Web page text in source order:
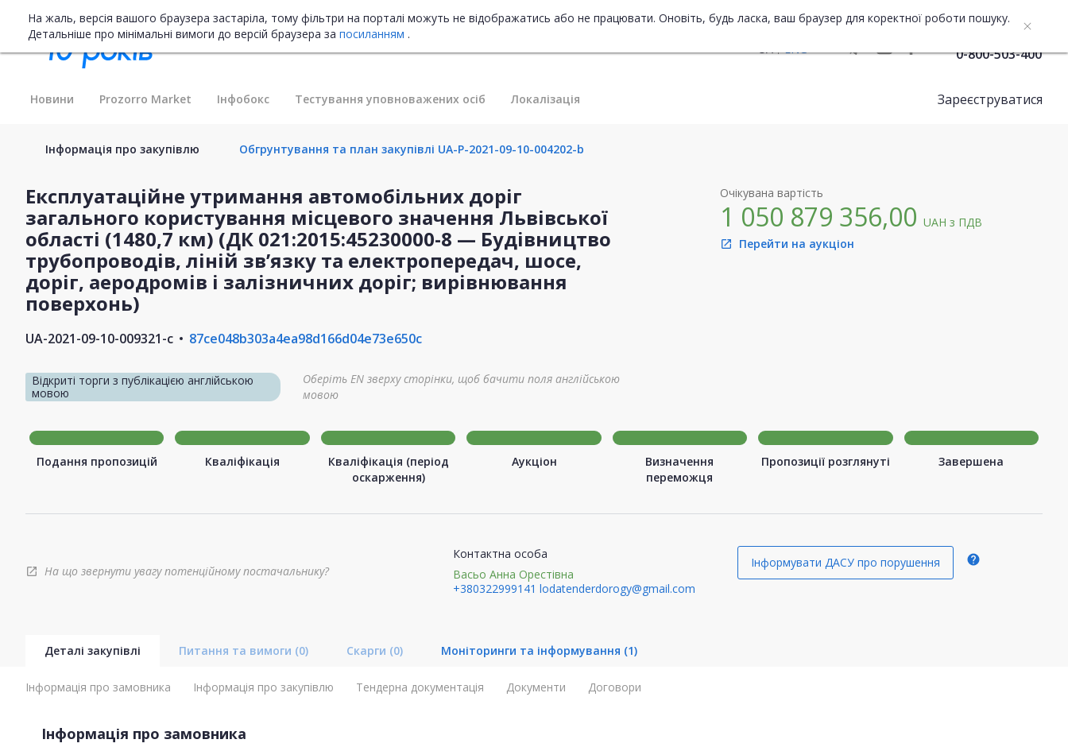
На жаль, версія вашого браузера застаріла, тому фільтри на порталі можуть не відображатись або не працювати. Оновіть, будь ласка, ваш браузер для коректної роботи пошуку.
Детальніше про мінімальні вимоги до версій браузера за посиланням .
UA
ENG 0-800-503-400
Новини Prozorro Market Інфобокс Тестування уповноважених осіб Локалізація Зареєструватися
Інформація про закупівлю Обгрунтування та план закупівлі UA-P-2021-09-10-004202-b
Експлуатаційне утримання автомобільних доріг
загального користування місцевого значення Львівської
області (1480,7 км) (ДК 021:2015:45230000-8 — Будівництво
трубопроводів, ліній зв’язку та електропередач, шосе,
доріг, аеродромів і залізничних доріг; вирівнювання
поверхонь)
UA-2021-09-10-009321-c 87ce048b303a4ea98d166d04e73e650c
Відкриті торги з публікацією англійською
мовою
Оберіть EN зверху сторінки, щоб бачити поля англійською
мовою
Очікувана вартість
1 050 879 356,00UAHз ПДВ
open_in_new Перейти на аукціон
Подання пропозицій Кваліфікація
Кваліфікація (період
оскарження)
Аукціон
Визначення
переможця
Пропозиції розглянуті Завершена
open_in_new На що звернути увагу потенційному постачальнику?
Контактна особа
Васьо Анна Орестівна
+380322999141 lodatenderdorogy@gmail.com
Інформувати ДАСУ про порушення help
Деталі закупівлі Питання та вимоги (0) Скарги (0) Моніторинги та інформування (1)
Інформація про замовника Інформація про закупівлю Тендерна документація Документи Договори
Інформація про замовника